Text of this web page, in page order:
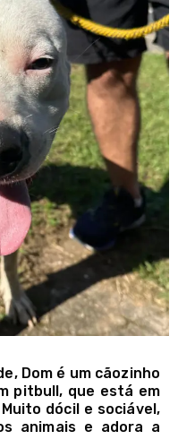
Dom é um cãozinho
pitbull, que está em
dócil e sociável,
animais e adora a